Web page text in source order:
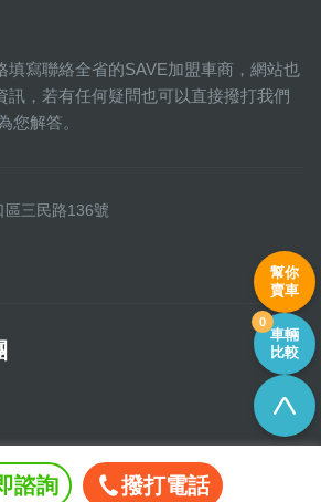
諮詢 撥打電話
填寫聯絡全省的SAVE加盟車商，網站也
訊，若有任何疑問也可以直接撥打我們
您解答。
三民路136號
SAVE 聯盟 All rights reserved.
幫你
賣車
車輛
比較
0